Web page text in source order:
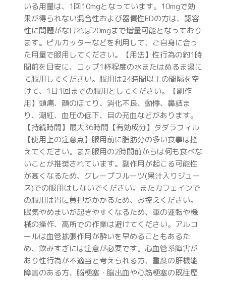
いる用量は、1回10mgとなっています。10mgで効
果が得られない混合性および器質性EDの方は、認容
性に問題がなければ20mgまで増量可能となっており
ます。ピルカッターなどを利用して、ご自身に合っ
た用量で服用してください。【用法】性行為の約1時
間前を目安に、コップ1杯程度の水またはぬるま湯に
て服用してください。服用は24時間以上の間隔を空
けて、1日1回までの服用としてください。【副作
用】頭痛、顔のほてり、消化不良、動悸、鼻詰ま
り、潮紅、血圧の低下、目の充血などがあります。
【持続時間】最大36時間【有効成分】タダラフィル
【使用上の注意点】服用前に脂肪分の多い食事は控
えてください。また服用の2時間前からは何も食べな
いことが推奨されています。副作用が起こる可能性
が高くなるため、グレープフルーツ(果汁入りジュー
ス)での服用はしないでください。またカフェインで
の服用は胃に負担がかかるため、お控えください。
眠気やめまいが起きやすくなるため、車の運転や機
械の操作、高所での作業は避けてください。アルコ
ールは血管拡張作用が酔いを早めることもあるた
め、飲みすぎには注意が必要です。心血管系障害が
あり性行為が不適当と考えられる方、重度の肝機能
障害のある方、脳梗塞・脳出血や心筋梗塞の既往歴